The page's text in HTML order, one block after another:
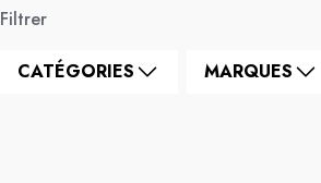
Filtrer
CATÉGORIES MARQUES